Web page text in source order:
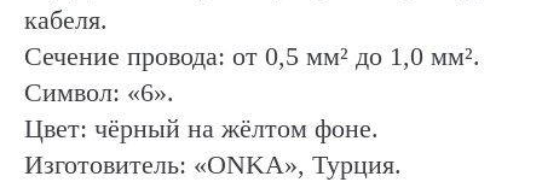
кабеля.
Сечение провода: от 0,5 мм² до 1,0 мм².
Символ: «6».
Цвет: чёрный на жёлтом фоне.
Изготовитель: «ONKA», Турция.